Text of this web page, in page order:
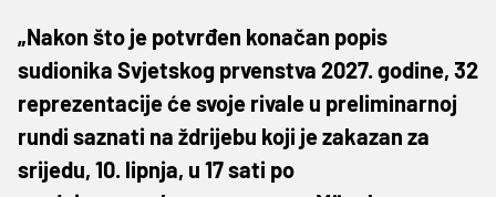
„Nakon što je potvrđen konačan popis
sudionika Svjetskog prvenstva 2027. godine, 32
reprezentacije će svoje rivale u preliminarnoj
rundi saznati na ždrijebu koji je zakazan za
srijedu, 10. lipnja, u 17 sati po